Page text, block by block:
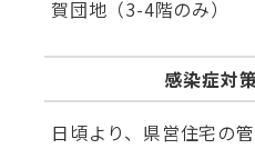
賀団地（3-4階のみ）
感染症対
日頃より、県営住宅の